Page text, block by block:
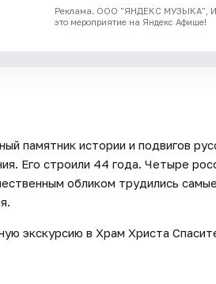
Реклама. ООО "ЯНДЕКС МУЗЫКА",
это мероприятие на Яндекс Афише!
памятник истории и подвигов
Его строили 44 года. Четыре
обликом трудились
экскурсию в Храм Христа